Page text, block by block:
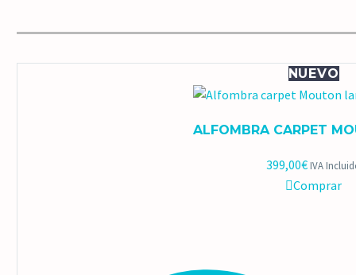
NUEVO
ALFOMBRA CARPET
399,00€ IVA
Comprar